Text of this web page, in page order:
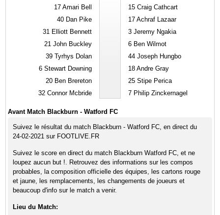
17 Amari Bell
40 Dan Pike
31 Elliott Bennett
21 John Buckley
39 Tyrhys Dolan
6 Stewart Downing
20 Ben Brereton
32 Connor Mcbride
15 Craig Cathcart
17 Achraf Lazaar
3 Jeremy Ngakia
6 Ben Wilmot
44 Joseph Hungbo
18 Andre Gray
25 Stipe Perica
7 Philip Zinckernagel
Avant Match Blackburn - Watford FC
Suivez le résultat du match Blackburn - Watford FC, en direct du
24-02-2021 sur FOOTLIVE.FR
Suivez le score en direct du match Blackburn Watford FC, et ne
loupez aucun but !. Retrouvez des informations sur les compos
probables, la composition officielle des équipes, les cartons rouge
et jaune, les remplacements, les changements de joueurs et
beaucoup d'info sur le match a venir.
Lieu du Match: